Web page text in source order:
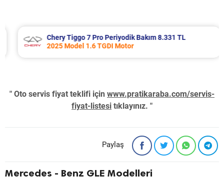
Chery Tiggo 7 Pro Periyodik Bakım 8.331 TL
2025 Model 1.6 TGDI Motor
" Oto servis fiyat teklifi için www.pratikaraba.com/servis-
fiyat-listesi tıklayınız. "
Paylaş
Mercedes - Benz GLE Modelleri